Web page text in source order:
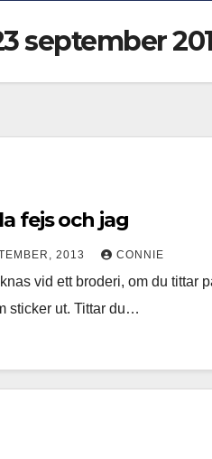
september
fejs och jag
2013 CONNIE
vid ett broderi, om du tittar
sticker ut. Tittar du…